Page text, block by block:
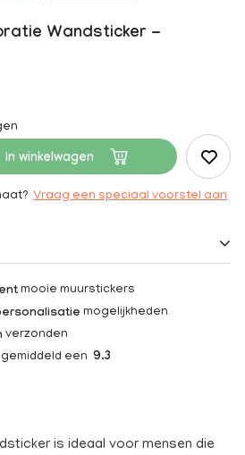
Wandsticker -
In winkelwagen
Vraag een speciaal voorstel aan
mooie muurstickers
mogelijkheden
verzonden
een 9.3
is ideaal voor mensen die